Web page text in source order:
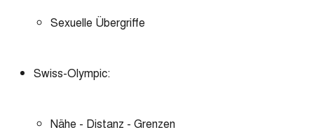
Sexuelle Übergriffe
Swiss-Olympic:
Nähe - Distanz - Grenzen